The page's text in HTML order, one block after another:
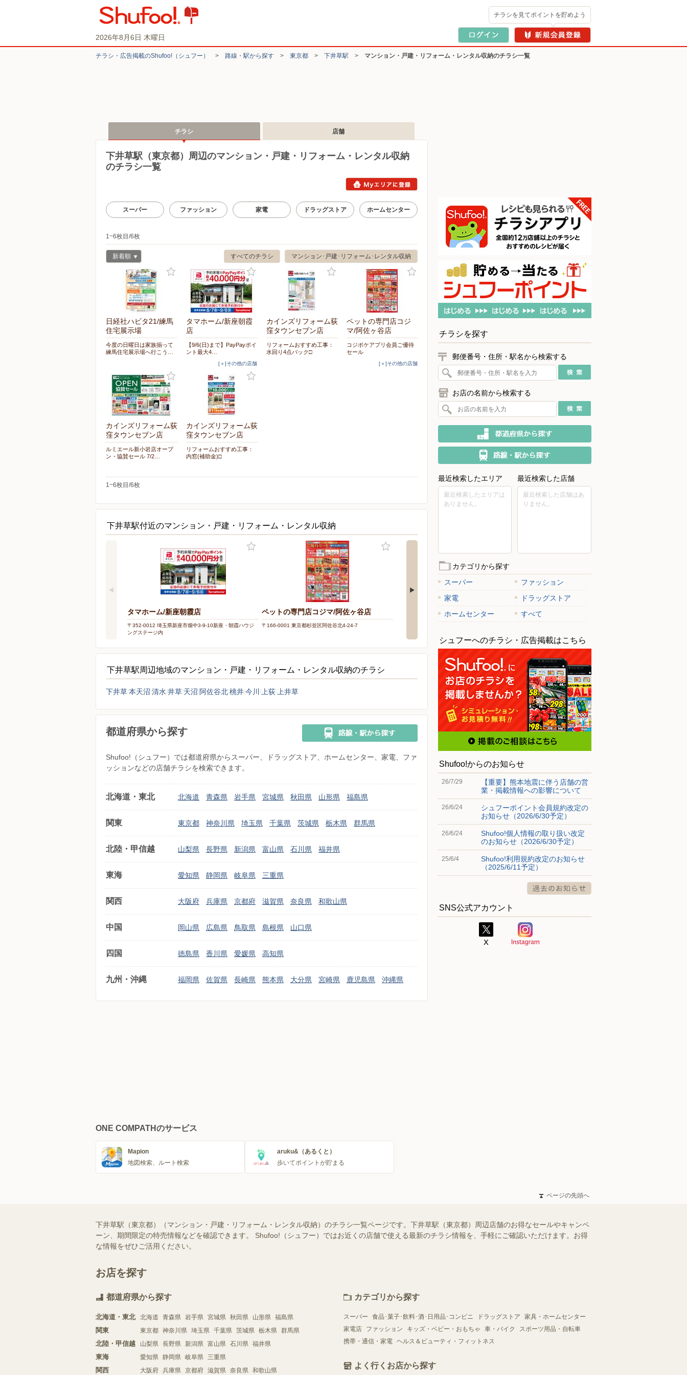
2026年8月6日 木曜日
チラシを見てポイントを貯めよう
チラシ・​広告掲載の​Shufoo!​（シュフー） > 路線・駅から探す > 東京都 > 下井草駅 > マンション・戸建・リフォーム・レンタル収納のチラシ一覧
チラシ 店舗
下井草駅（東京都）周辺のマンション・戸建・リフォーム・レンタル収納
のチラシ一覧
スーパー ファッション 家電 ドラッグストア ホームセンター
1~6枚目/6枚
マンション･戸建･リフォーム･レンタル収納
すべてのチラシ
新着順
日経社ハビタ21/練馬
住宅展示場
今度の日曜日は家族揃って
練馬住宅展示場へ行こう…
タマホーム/新座朝霞
店
【9/6(日)まで】PayPayポイ
ント最大4…
[＋]その他の店舗
カインズリフォーム荻
窪タウンセブン店
リフォームおすすめ工事：
水回り4点パック□
ペットの専門店コジ
マ/阿佐ヶ谷店
コジポケアプリ会員ご優待
セール
[＋]その他の店舗
カインズリフォーム荻
窪タウンセブン店
ルミエール新小岩店オープ
ン・協賛セール 7/2…
カインズリフォーム荻
窪タウンセブン店
リフォームおすすめ工事：
内窓(補助金)□
1~6枚目/6枚
下井草駅付近のマンション・戸建・リフォーム・レンタル収納
タマホーム/新座朝霞店
〒352-0012 埼玉県新座市畑中3-9-10新座・朝霞ハウジ
ングステージ内
ペットの専門店コジマ/阿佐ヶ谷店
〒166-0001 東京都杉並区阿佐谷北4-24-7
カインズリフォーム荻窪タウンセブン店 日経社ハビタ21/練馬住宅展示場
下井草駅周辺地域のマンション・戸建・リフォーム・レンタル収納のチラシ
下井草本天沼 清水 井草 天沼 阿佐谷北桃井今川 上荻 上井草
都道府県から探す
Shufoo!（シュフー）では都道府県からスーパー、ドラッグストア、ホームセンター、家電、ファ
ッションなどの店舗チラシを検索できます。
北海道・東北 北海道 青森県 岩手県 宮城県 秋田県 山形県 福島県
関東 東京都 神奈川県 埼玉県 千葉県 茨城県 栃木県 群馬県
北陸・甲信越 山梨県 長野県 新潟県 富山県 石川県 福井県
東海 愛知県 静岡県 岐阜県 三重県
関西 大阪府 兵庫県 京都府 滋賀県 奈良県 和歌山県
中国 岡山県 広島県 鳥取県 島根県 山口県
四国 徳島県 香川県 愛媛県 高知県
九州・沖縄 福岡県 佐賀県 長崎県 熊本県 大分県 宮崎県 鹿児島県 沖縄県
チラシを探す
郵便番号・住所・駅名から検索する
お店の名前から検索する
最近検索したエリア
最近検索したエリアは
ありません。
最近検索した店舗
最近検索した店舗はあ
りません。
カテゴリから探す
スーパー
ファッション
家電
ドラッグストア
ホームセンター
すべて
シュフーへのチラシ・広告掲載はこちら
Shufoo!からのお知らせ
26/7/29
【重要】熊本地震に伴う店舗の営
業・掲載情報への影響について
26/6/24
シュフーポイント会員規約改定の
お知らせ（2026/6/30予定）
26/6/24
Shufoo!個人情報の取り扱い改定
のお知らせ（2026/6/30予定）
25/6/4
Shufoo!利用規約改定のお知らせ
（2025/6/11予定）
SNS公式アカウント
ONE COMPATHのサービス
Mapion
地図検索、ルート検索
aruku&（あるくと）
歩いてポイントが貯まる
ページの先頭へ
下井草駅（東京都）（マンション・戸建・リフォーム・レンタル収納）のチラシ一覧ページです。下井草駅（東京都）周辺店舗のお得なセールやキャンペ
ーン、期間限定の特売情報などを確認できます。 Shufoo!（シュフー）ではお近くの店舗で使える最新のチラシ情報を、手軽にご確認いただけます。お得
な情報をぜひご活用ください。
お店を探す
都道府県から探す
北海道・東北 北海道 青森県 岩手県 宮城県 秋田県 山形県 福島県
関東 東京都 神奈川県 埼玉県 千葉県 茨城県 栃木県 群馬県
北陸・甲信越 山梨県 長野県 新潟県 富山県 石川県 福井県
東海 愛知県 静岡県 岐阜県 三重県
関西 大阪府 兵庫県 京都府 滋賀県 奈良県 和歌山県
カテゴリから探す
スーパー 食品･菓子･飲料･酒･日用品･コンビニ ドラッグストア
家具・ホームセンター
家電店
ファッション キッズ・ベビー・おもちゃ 車・バイク
スポーツ用品・自転車
携帯・通信・家電 ヘルス＆ビューティ・フィットネス
よく行くお店から探す